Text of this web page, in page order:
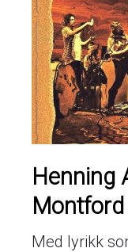
Henning
Montford
Med lyrikk